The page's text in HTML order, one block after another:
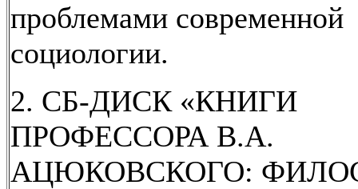
проблемами современной
социологии.
2. СБ-ДИСК «КНИГИ
ПРОФЕССОРА В.А.
АЦЮКОВСКОГО: